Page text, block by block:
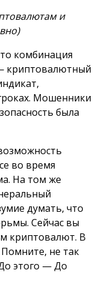
и
комбинация
криптовалютный
Мошенники
была
во время
На том же
думать, что
Сейчас вы
криптовалют. В
не так
этого — До